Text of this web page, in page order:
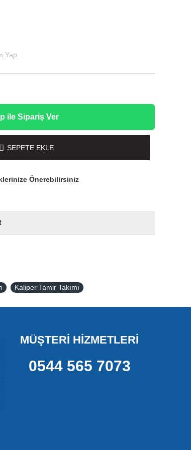
Yap
ile Sipariş Ver
SEPETE EKLE
Önerebilirsiniz
Kaliper Tamir Takımı
MÜŞTERİ HİZMETLERİ
0544 565 7073